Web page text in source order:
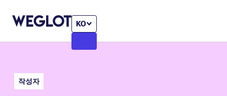
KO
작성자